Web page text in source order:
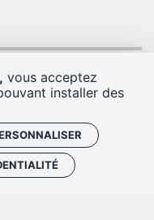
vous acceptez
installer des